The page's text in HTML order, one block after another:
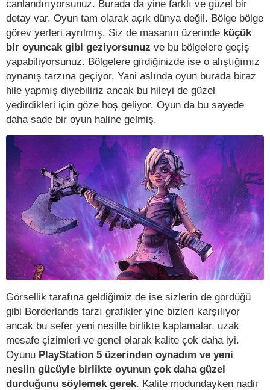
canlandırıyorsunuz. Burada da yine farklı ve güzel bir
detay var. Oyun tam olarak açık dünya değil. Bölge bölge
görev yerleri ayrılmış. Siz de masanın üzerinde küçük
bir oyuncak gibi geziyorsunuz ve bu bölgelere geçiş
yapabiliyorsunuz. Bölgelere girdiğinizde ise o alıştığımız
oynanış tarzına geçiyor. Yani aslında oyun burada biraz
hile yapmış diyebiliriz ancak bu hileyi de güzel
yedirdikleri için göze hoş geliyor. Oyun da bu sayede
daha sade bir oyun haline gelmiş.
Görsellik tarafına geldiğimiz de ise sizlerin de gördüğü
gibi Borderlands tarzı grafikler yine bizleri karşılıyor
ancak bu sefer yeni nesille birlikte kaplamalar, uzak
mesafe çizimleri ve genel olarak kalite çok daha iyi.
Oyunu PlayStation 5 üzerinden oynadım ve yeni
neslin gücüyle birlikte oyunun çok daha güzel
durduğunu söylemek gerek. Kalite modundayken nadir